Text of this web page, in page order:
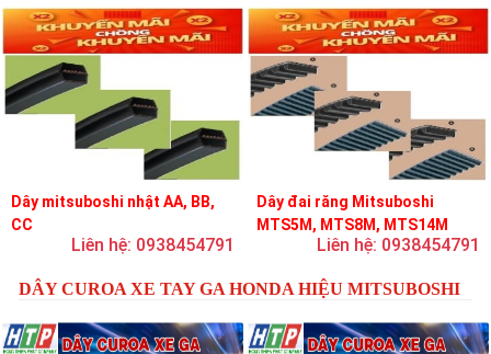
Dây mitsuboshi nhật AA, BB,
CC
Liên hệ: 0938454791
Dây đai răng Mitsuboshi
MTS5M, MTS8M, MTS14M
Liên hệ: 0938454791
DÂY CUROA XE TAY GA HONDA HIỆU MITSUBOSHI